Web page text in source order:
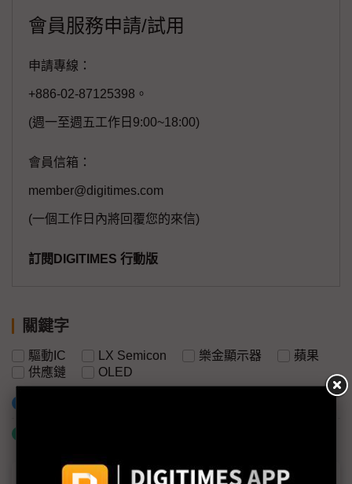
會員服務申請/試用
申請專線：
+886-02-87125398。
(週一至週五工作日9:00~18:00)
會員信箱：
member@digitimes.com
(一個工作日內將回覆您的來信)
訂閱DIGITIMES 行動版
關鍵字
驅動IC LX Semicon 樂金顯示器
蘋果
供應鏈
OLED